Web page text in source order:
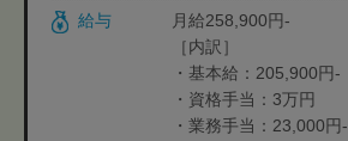
給与
月給258,900円-
［内訳］
・基本給：205,900円-
・資格手当：3万円
・業務手当：23,000円-